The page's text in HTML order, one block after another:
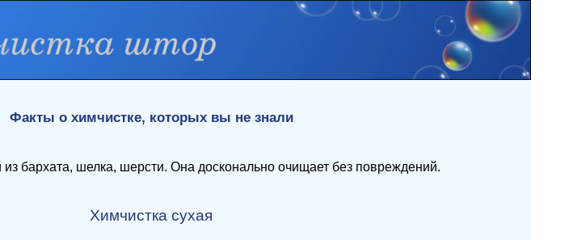
Факты о химчистке, которых вы не знали
из бархата, шелка, шерсти. Она досконально очищает без повреждений.
Химчистка сухая